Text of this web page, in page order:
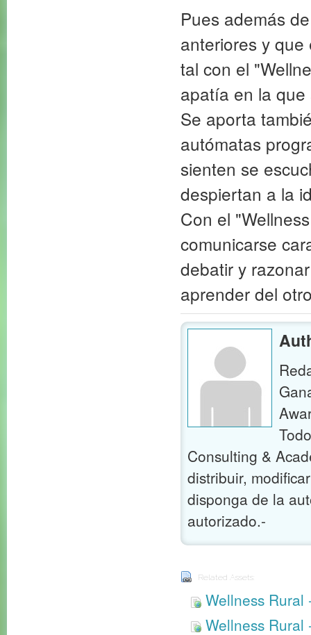
Pues además
anteriores y
tal con el
apatía en la
Se aporta
autómatas
sienten se
despiertan a la
Con el
comunicarse
debatir y
aprender del
Consulting &
distribuir,
disponga de la
autorizado.-
Related Assets:
Wellness Rural
Wellness